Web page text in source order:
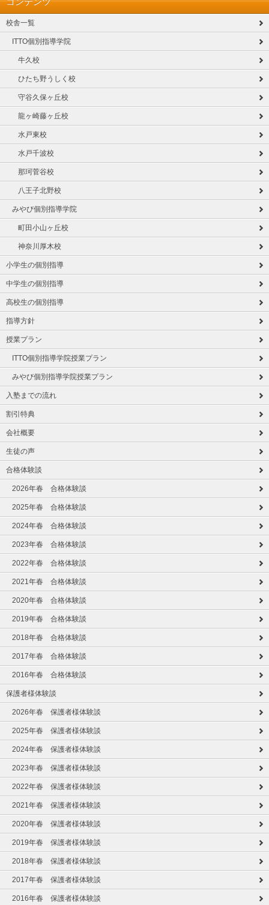
校舎一覧
ITTO個別指導学院
牛久校
ひたち野うしく校
守谷久保ヶ丘校
龍ヶ崎藤ヶ丘校
水戸東校
水戸千波校
那珂菅谷校
八王子北野校
みやび個別指導学院
町田小山ヶ丘校
神奈川厚木校
小学生の個別指導
中学生の個別指導
高校生の個別指導
指導方針
授業プラン
ITTO個別指導学院授業プラン
みやび個別指導学院授業プラン
入塾までの流れ
割引特典
会社概要
生徒の声
合格体験談
2026年春 合格体験談
2025年春 合格体験談
2024年春 合格体験談
2023年春 合格体験談
2022年春 合格体験談
2021年春 合格体験談
2020年春 合格体験談
2019年春 合格体験談
2018年春 合格体験談
2017年春 合格体験談
2016年春 合格体験談
保護者様体験談
2026年春 保護者様体験談
2025年春 保護者様体験談
2024年春 保護者様体験談
2023年春 保護者様体験談
2022年春 保護者様体験談
2021年春 保護者様体験談
2020年春 保護者様体験談
2019年春 保護者様体験談
2018年春 保護者様体験談
2017年春 保護者様体験談
2016年春 保護者様体験談